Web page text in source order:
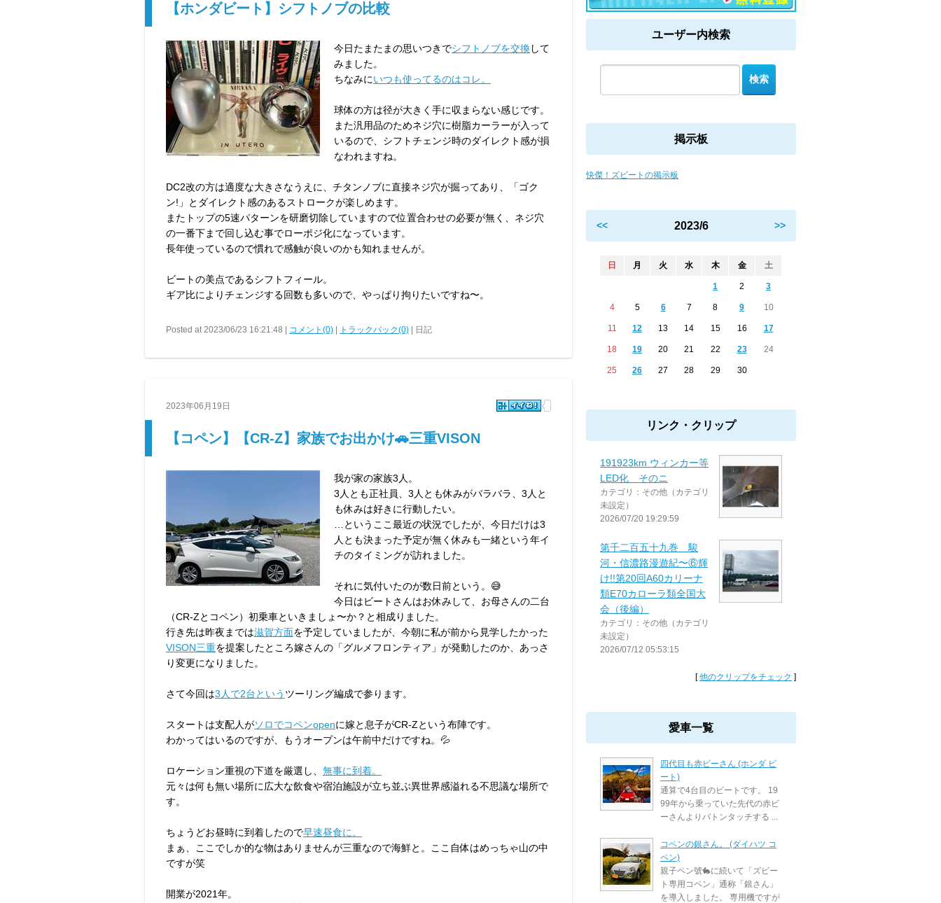
【ホンダビート】シフトノブの比較
今日たまたまの思いつきでシフトノブを交換して
みました。
ちなみにいつも使ってるのはコレ。
球体の方は径が大きく手に収まらない感じです。
また汎用品のためネジ穴に樹脂カーラーが入って
いるので、シフトチェンジ時のダイレクト感が損
なわれますね。
DC2改の方は適度な大きさなうえに、チタンノブに直接ネジ穴が掘ってあり、「ゴク
ン!」とダイレクト感のあるストロークが楽しめます。
またトップの5速パターンを研磨切除していますので位置合わせの必要が無く、ネジ穴
の一番下まで回し込む事でローポジ化になっています。
長年使っているので慣れで感触が良いのかも知れませんが。
ビートの美点であるシフトフィール。
ギア比によりチェンジする回数も多いので、やっぱり拘りたいですね〜。
Posted at 2023/06/23 16:21:48 | コメント(0) トラックバック(0) | 日記
2023年06月19日
【コペン】【CR-Z】家族でお出かけ🚗三重VISON
我が家の家族3人。
3人とも正社員、3人とも休みがバラバラ、3人と
も休みは好きに行動したい。
…というここ最近の状況でしたが、今日だけは3
人とも決まった予定が無く休みも一緒という年イ
チのタイミングが訪れました。
それに気付いたのが数日前という。😅
今日はビートさんはお休みして、お母さんの二台
（CR-Zとコペン）初乗車といきましょ〜か？と相成りました。
行き先は昨夜までは滋賀方面を予定していましたが、今朝に私が前から見学したかった
VISON三重を提案したところ嫁さんの「グルメフロンティア」が発動したのか、あっさ
り変更になりました。
さて今回は3人で2台という ツーリング編成で参ります。
スタートは支配人がソロでコペンopenに嫁と息子がCR-Zという布陣です。
わかってはいるのですが、もうオープンは午前中だけですね。💦
ロケーション重視の下道を厳選し、 無事に到着。
元々は何も無い場所に広大な飲食や宿泊施設が立ち並ぶ異世界感溢れる不思議な場所で
す。
ちょうどお昼時に到着したので早速昼食に。
まぁ、ここでしか的な物はありませんが三重なので海鮮と。ここ自体はめっちゃ山の中
ですが笑
開業が2021年。
ユーザー内検索
掲示板
快傑！ズビートの掲示板
<< 2023/6 >>
日 月 火 水 木 金 土
1 2 3
4 5 6 7 8 9 10
11 12 13 14 15 16 17
18 19 20 21 22 23 24
25 26 27 28 29 30
リンク・クリップ
191923km ウィンカー等
LED化 そのニ
カテゴリ：その他（カテゴリ
未設定）
2026/07/20 19:29:59
第千二百五十九巻 駿
河・信濃路漫遊紀〜⑥輝
け!!第20回A60カリーナ
類E70カローラ類全国大
会（後編）
カテゴリ：その他（カテゴリ
未設定）
2026/07/12 05:53:15
[他のクリップをチェック ]
愛車一覧
四代目も赤ビーさん (ホンダ ビ
ート)
通算で4台目のビートです。 19
99年から乗っていた先代の赤ビ
ーさんよりバトンタッチする ...
コペンの銀さん。 (ダイハツ コ
ペン)
親子ペン號🐇に続いて「ズビー
ト専用コペン」通称「銀さん」
を導入しました。 専用機ですが